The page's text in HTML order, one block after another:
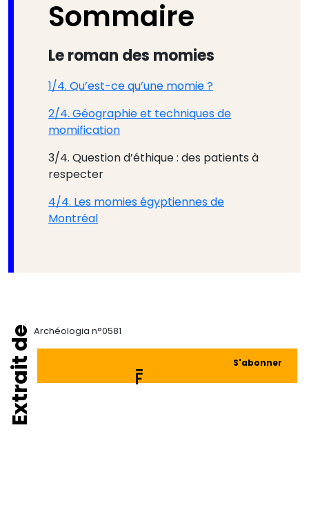
Sommaire
Le roman des momies
1/4. Qu’est-ce qu’une momie ?
2/4. Géographie et techniques de
momification
3/4. Question d’éthique : des patients à
respecter
4/4. Les momies égyptiennes de
Montréal
Extrait de Archéologia n°0581
S'abonner